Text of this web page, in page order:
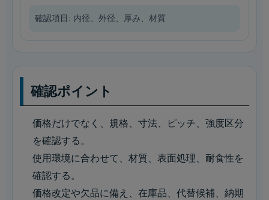
確認項目: 内径、外径、厚み、材質
確認ポイント
価格だけでなく、規格、寸法、ピッチ、強度区分
を確認する。
使用環境に合わせて、材質、表面処理、耐食性を
確認する。
価格改定や欠品に備え、在庫品、代替候補、納期